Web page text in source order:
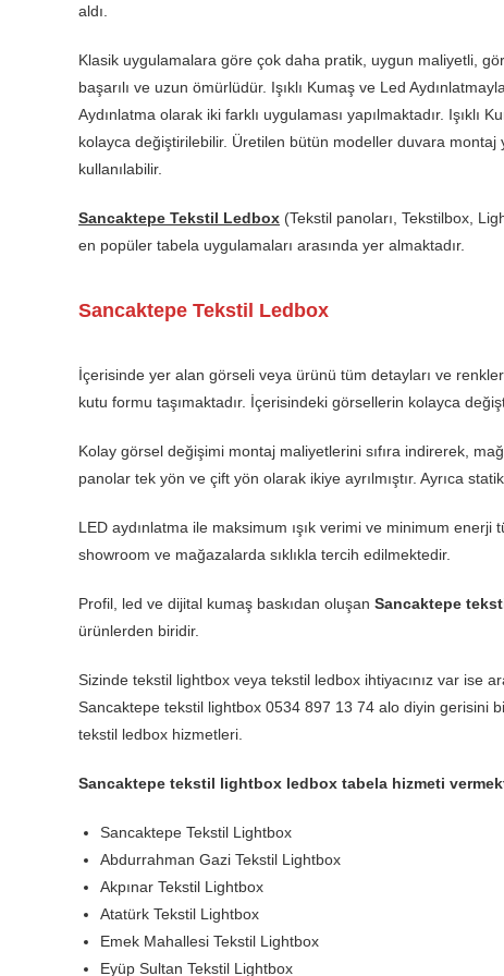
aldı.
Klasik uygulamalara göre çok daha pratik, uygun maliyetli,
başarılı ve uzun ömürlüdür. Işıklı Kumaş ve Led
Aydınlatma olarak iki farklı uygulaması yapılmaktadır.
kolayca değiştirilebilir. Üretilen bütün modeller duvara montaj
kullanılabilir.
Sancaktepe Tekstil Ledbox (Tekstil panoları, Tekstilbox,
en popüler tabela uygulamaları arasında yer almaktadır.
Sancaktepe Tekstil Ledbox
İçerisinde yer alan görseli veya ürünü tüm detayları ve
kutu formu taşımaktadır. İçerisindeki görsellerin kolayca
Kolay görsel değişimi montaj maliyetlerini sıfıra indirerek,
panolar tek yön ve çift yön olarak ikiye ayrılmıştır. Ayrıca
LED aydınlatma ile maksimum ışık verimi ve minimum enerji
showroom ve mağazalarda sıklıkla tercih edilmektedir.
Profil, led ve dijital kumaş baskıdan oluşan Sancaktepe
ürünlerden biridir.
Sizinde tekstil lightbox veya tekstil ledbox ihtiyacınız var ise
Sancaktepe tekstil lightbox 0534 897 13 74 alo diyin gerisini
tekstil ledbox hizmetleri.
Sancaktepe tekstil lightbox ledbox tabela hizmeti
Sancaktepe Tekstil Lightbox
Abdurrahman Gazi Tekstil Lightbox
Akpınar Tekstil Lightbox
Atatürk Tekstil Lightbox
Emek Mahallesi Tekstil Lightbox
Eyüp Sultan Tekstil Lightbox